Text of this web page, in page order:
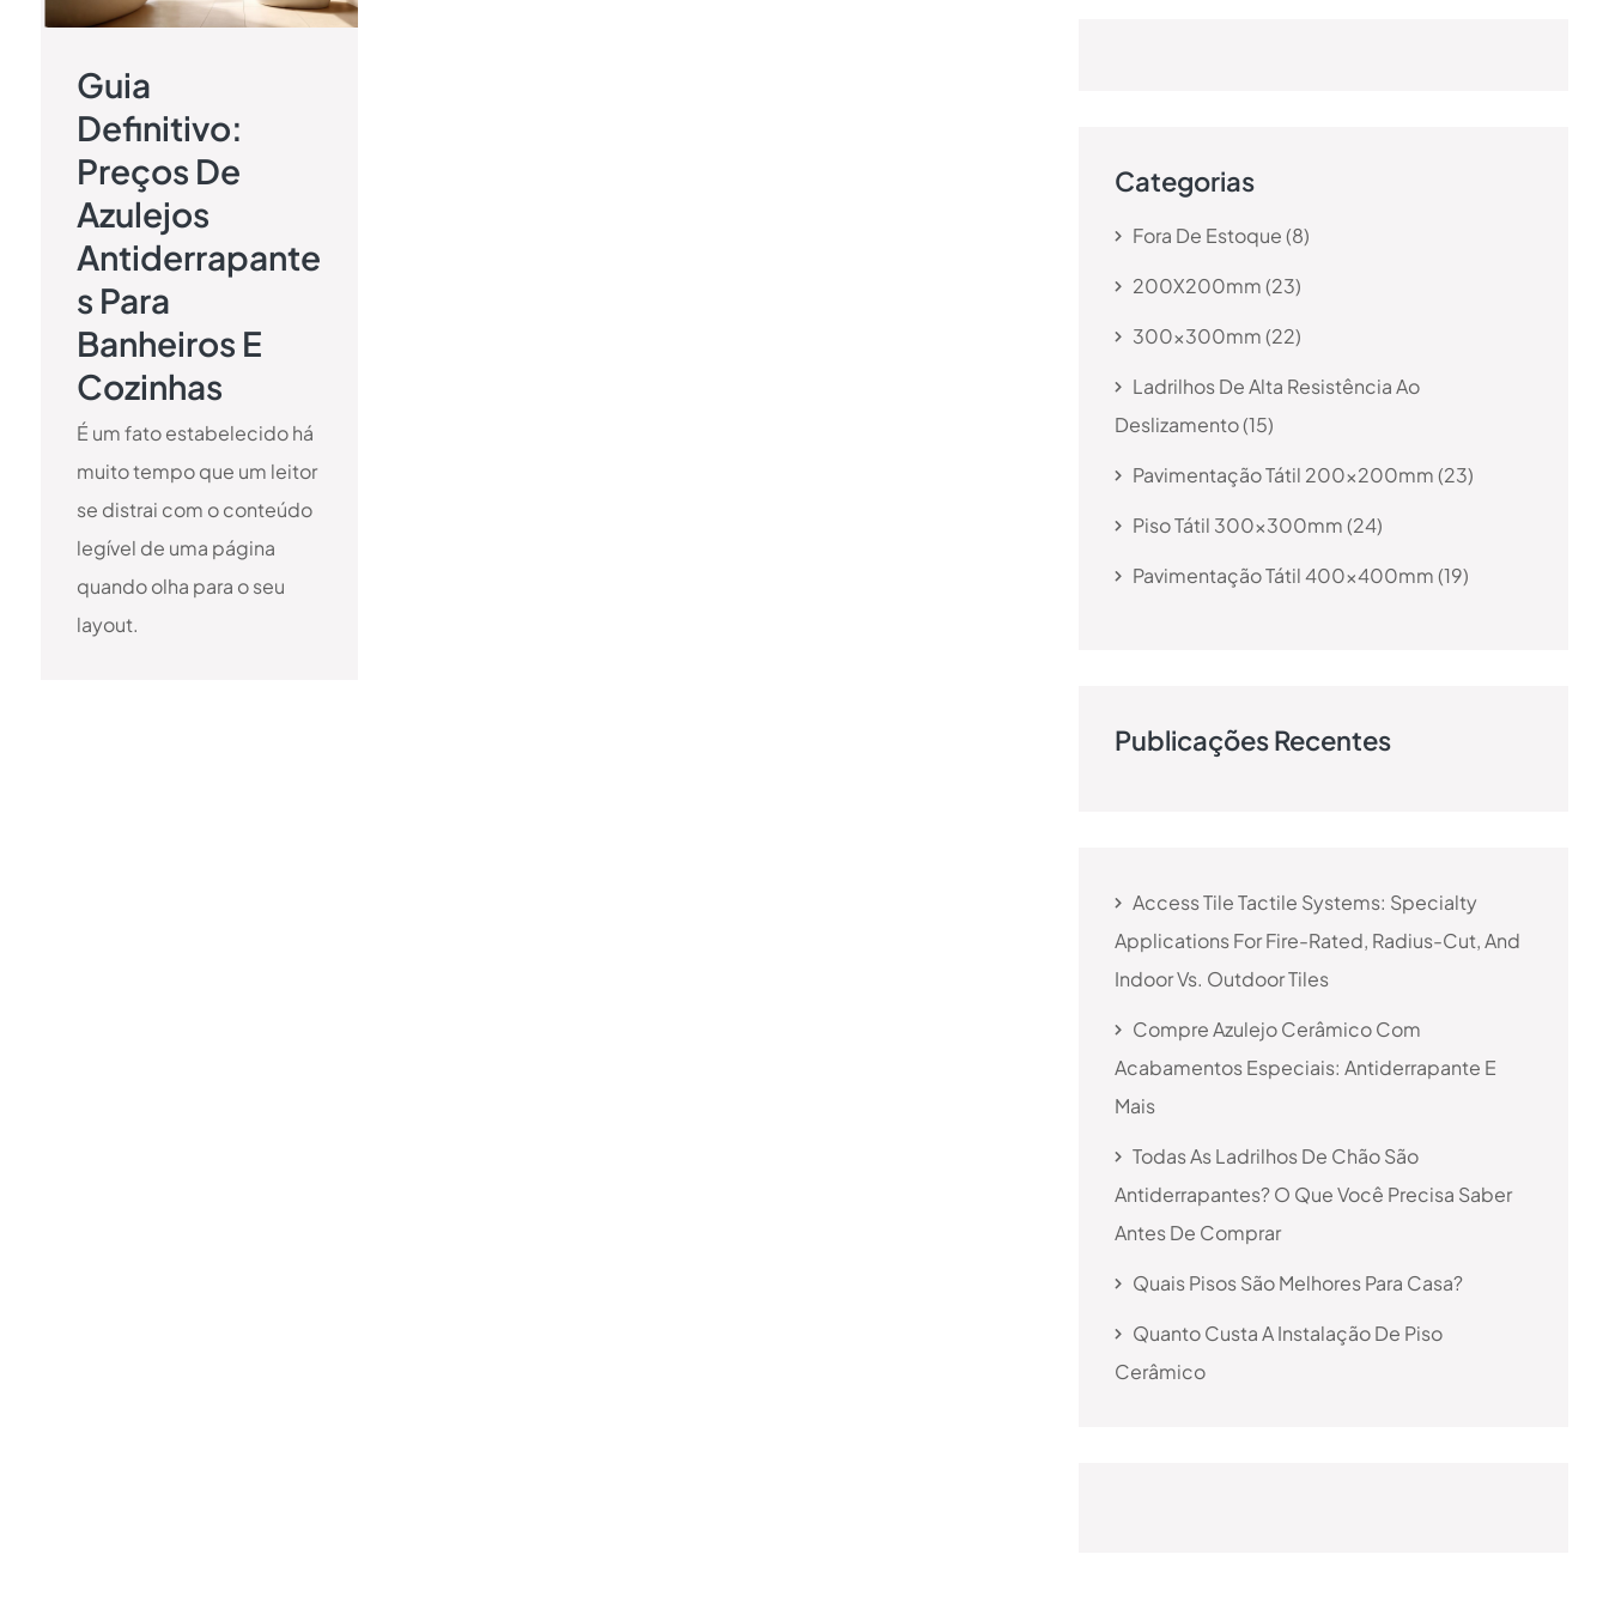
Guia
Definitivo:
Preços De
Azulejos
Antiderrapante
S Para
Banheiros E
Cozinhas
É um fato estabelecido há
muito tempo que um leitor
se distrai com o conteúdo
legível de uma página
quando olha para o seu
layout.
Categorias
Fora De Estoque 8
200X200mm 23
300x300mm 22
Ladrilhos De Alta Resistência Ao
Deslizamento 15
Pavimentação Tátil 200x200mm 23
Piso Tátil 300x300mm 24
Pavimentação Tátil 400x400mm 19
Publicações Recentes
Access Tile Tactile Systems: Specialty
Applications For Fire-Rated, Radius-Cut, And
Indoor Vs. Outdoor Tiles
Compre Azulejo Cerâmico Com
Acabamentos Especiais: Antiderrapante E
Mais
Todas As Ladrilhos De Chão São
Antiderrapantes? O Que Você Precisa Saber
Antes De Comprar
Quais Pisos São Melhores Para Casa?
Quanto Custa A Instalação De Piso
Cerâmico